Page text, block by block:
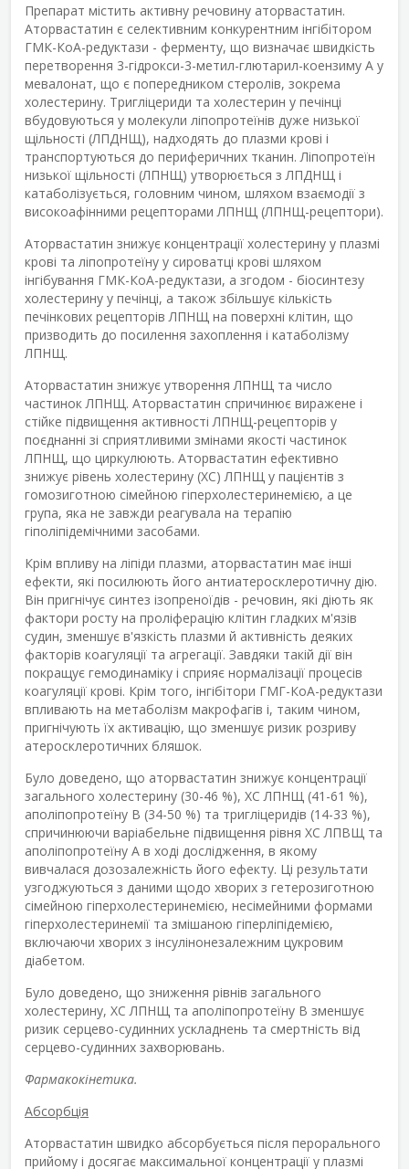
Препарат містить активну речовину аторвастатин.
Аторвастатин є селективним конкурентним інгібітором
ГМК-КоА-редуктази - ферменту, що визначає швидкість
перетворення 3-гідрокси-3-метил-глютарил-коензиму A у
мевалонат, що є попередником стеролів, зокрема
холестерину. Тригліцериди та холестерин у печінці
вбудовуються у молекули ліпопротеїнів дуже низької
щільності (ЛПДНЩ), надходять до плазми крові і
транспортуються до периферичних тканин. Ліпопротеїн
низької щільності (ЛПНЩ) утворюється з ЛПДНЩ і
катаболізується, головним чином, шляхом взаємодії з
високоафінними рецепторами ЛПНЩ (ЛПНЩ-рецептори).
Аторвастатин знижує концентрації холестерину у плазмі
крові та ліпопротеїну у сироватці крові шляхом
інгібування ГМК-КоА-редуктази, а згодом - біосинтезу
холестерину у печінці, а також збільшує кількість
печінкових рецепторів ЛПНЩ на поверхні клітин, що
призводить до посилення захоплення і катаболізму
ЛПНЩ.
Аторвастатин знижує утворення ЛПНЩ та число
частинок ЛПНЩ. Аторвастатин спричинює виражене і
стійке підвищення активності ЛПНЩ-рецепторів у
поєднанні зі сприятливими змінами якості частинок
ЛПНЩ, що циркулюють. Аторвастатин ефективно
знижує рівень холестерину (ХС) ЛПНЩ у пацієнтів з
гомозиготною сімейною гіперхолестеринемією, а це
група, яка не завжди реагувала на терапію
гіполіпідемічними засобами.
Крім впливу на ліпіди плазми, аторвастатин має інші
ефекти, які посилюють його антиатеросклеротичну дію.
Він пригнічує синтез ізопреноїдів - речовин, які діють як
фактори росту на проліферацію клітин гладких м'язів
судин, зменшує в'язкість плазми й активність деяких
факторів коагуляції та агрегації. Завдяки такій дії він
покращує гемодинаміку і сприяє нормалізації процесів
коагуляції крові. Крім того, інгібітори ГМГ-КоА-редуктази
впливають на метаболізм макрофагів і, таким чином,
пригнічують їх активацію, що зменшує ризик розриву
атеросклеротичних бляшок.
Було доведено, що аторвастатин знижує концентрації
загального холестерину (30-46 %), ХС ЛПНЩ (41-61 %),
аполіпопротеїну B (34-50 %) та тригліцеридів (14-33 %),
спричинюючи варіабельне підвищення рівня ХС ЛПВЩ та
аполіпопротеїну А в ході дослідження, в якому
вивчалася дозозалежність його ефекту. Ці результати
узгоджуються з даними щодо хворих з гетерозиготною
сімейною гіперхолестеринемією, несімейними формами
гіперхолестеринемії та змішаною гіперліпідемією,
включаючи хворих з інсулінонезалежним цукровим
діабетом.
Було доведено, що зниження рівнів загального
холестерину, ХС ЛПНЩ та аполіпопротеїну B зменшує
ризик серцево-судинних ускладнень та смертність від
серцево-судинних захворювань.
Фармакокінетика.
Абсорбція
Аторвастатин швидко абсорбується після перорального
прийому і досягає максимальної концентрації у плазмі